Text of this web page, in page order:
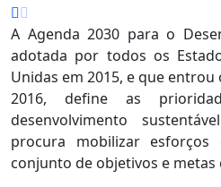
A Agenda 2030 para o
adotada por todos os
Unidas em 2015, e que
2016, define as
desenvolvimento
procura mobilizar
conjunto de objetivos e metas